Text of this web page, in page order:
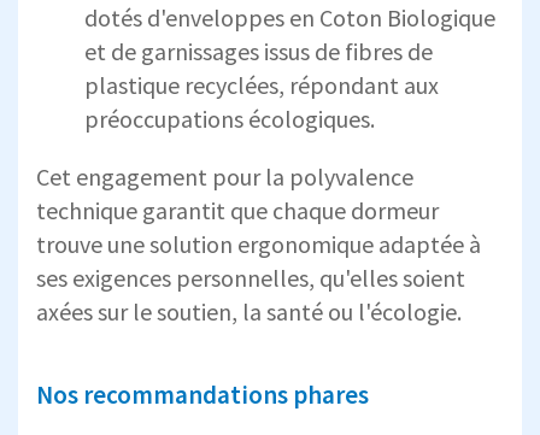
dotés d'enveloppes en Coton Biologique
et de garnissages issus de fibres de
plastique recyclées, répondant aux
préoccupations écologiques.
Cet engagement pour la polyvalence
technique garantit que chaque dormeur
trouve une solution ergonomique adaptée à
ses exigences personnelles, qu'elles soient
axées sur le soutien, la santé ou l'écologie.
Nos recommandations phares